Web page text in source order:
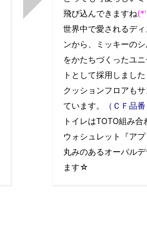
飛び込んできますね
世界中で愛されるデ
ンから、ミッキーの
をかたちづくったユ
トとして採用しました
クッションフロアも
ています。
（ＣＦ品
トイレはTOTO組み
ウォシュレット『ア
丸みのあるオーバル
ます☆